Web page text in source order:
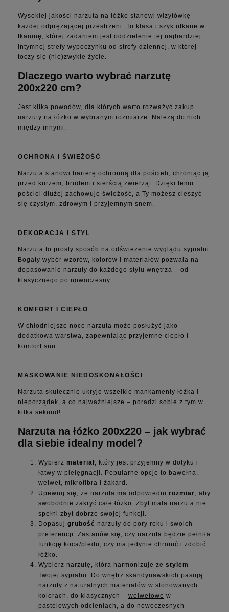
Wysokiej jakości narzuta na łóżko stanowi wizytówkę
każdej odprężającej przestrzeni. To klasa i szyk utkane w
tkaninę, której zadaniem jest oddzielenie tej najbardziej
intymnej strefy wypoczynku od strefy dziennej, w której
toczy się (nie)zwykłe życie.
Dlaczego warto wybrać narzutę
200x220 cm?
Jest kilka powodów, dla których warto rozważyć zakup
narzuty na łóżko w wybranym rozmiarze. Należą do nich
między innymi:
OCHRONA I ŚWIEŻOŚĆ
Narzuta stanowi barierę ochronną dla pościeli, chroniąc ją
przed kurzem, brudem i sierścią zwierząt. Dzięki temu
pościel dłużej zachowuje świeżość, a Ty możesz cieszyć
się czystym, zdrowym i przyjemnym snem.
DEKORACJA I STYL
Narzuta to prosty sposób na odświeżenie wyglądu sypialni.
Bogaty wybór wzorów, kolorów i materiałów pozwala na
dopasowanie narzuty do każdego stylu wnętrza – od
klasycznego po nowoczesny.
KOMFORT I CIEPŁO
W chłodniejsze noce narzuta może posłużyć jako
dodatkowa warstwa, zapewniając przyjemne ciepło i
komfort snu.
MASKOWANIE NIEDOSKONAŁOŚCI
Narzuta skutecznie ukryje wszelkie mankamenty łóżka i
nieporządek, a co najważniejsze – poradzi sobie z tym w
kilka sekund!
Narzuta na łóżko 200x220 – jak wybrać
dla siebie idealny model?
Wybierz materiał, który jest przyjemny w dotyku i
łatwy w pielęgnacji. Popularne opcje to bawełna,
welwet, mikrofibra i żakard.
Upewnij się, że narzuta ma odpowiedni rozmiar, aby
swobodnie zakryć całe łóżko. Zbyt mała narzuta nie
spełni zbyt dobrze swojej funkcji.
Dopasuj grubość narzuty do pory roku i swoich
preferencji. Zastanów się, czy narzuta będzie pełniła
funkcję koca/pledu, czy ma jedynie chronić i zdobić
łóżko.
Wybierz narzutę, która harmonizuje ze stylem
Twojej sypialni. Do wnętrz skandynawskich pasują
narzuty z naturalnych materiałów w stonowanych
kolorach, do klasycznych – welwetowe w
pastelowych odcieniach, a do nowoczesnych –